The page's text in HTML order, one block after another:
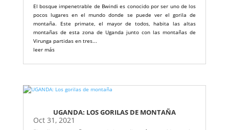
El bosque impenetrable de Bwindi es conocido por ser uno de los
pocos lugares en el mundo donde se puede ver el gorila de
montaña. Este primate, el mayor de todos, habita las altas
montañas de esta zona de Uganda junto con las montañas de
Virunga partidas en tres...
leer más
UGANDA: LOS GORILAS DE MONTAÑA
Oct 31, 2021